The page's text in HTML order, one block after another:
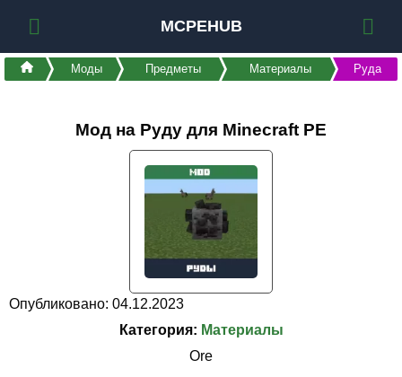
MCPEHUB
Моды Предметы Материалы Руда
Мод на Руду для Minecraft PE
Опубликовано: 04.12.2023
Категория: Материалы
Ore